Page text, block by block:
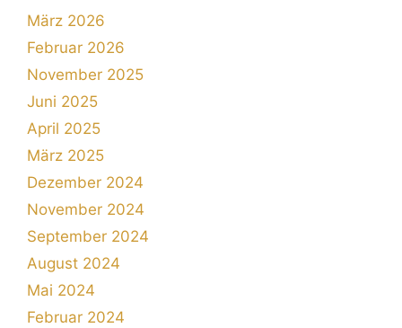
März 2026
Februar 2026
November 2025
Juni 2025
April 2025
März 2025
Dezember 2024
November 2024
September 2024
August 2024
Mai 2024
Februar 2024